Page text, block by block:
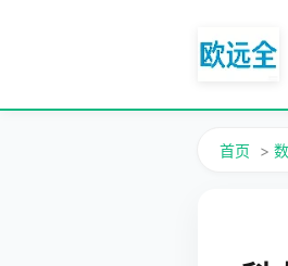
首页 >